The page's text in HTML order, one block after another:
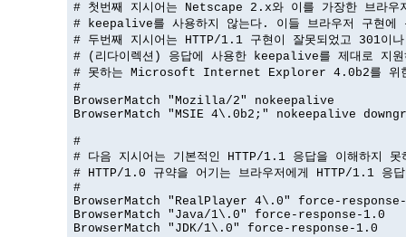
# 첫번째 지시어는 Netscape 2.x와 이를 가장한 브라우
# keepalive를 사용하지 않는다. 이들 브라우저 구현에
# 두번째 지시어는 HTTP/1.1 구현이 잘못되었고 301이
# (리다이렉션) 응답에 사용한 keepalive를 제대로 지원
# 못하는 Microsoft Internet Explorer 4.0b2를 위
#
BrowserMatch "Mozilla/2" nokeepalive
BrowserMatch "MSIE 4\.0b2;" nokeepalive
#
# 다음 지시어는 기본적인 HTTP/1.1 응답을 이해하지 못
# HTTP/1.0 규약을 어기는 브라우저에게 HTTP/1.1 응
#
BrowserMatch "RealPlayer 4\.0" force-
BrowserMatch "Java/1\.0" force-response-1.0
BrowserMatch "JDK/1\.0" force-response-1.0